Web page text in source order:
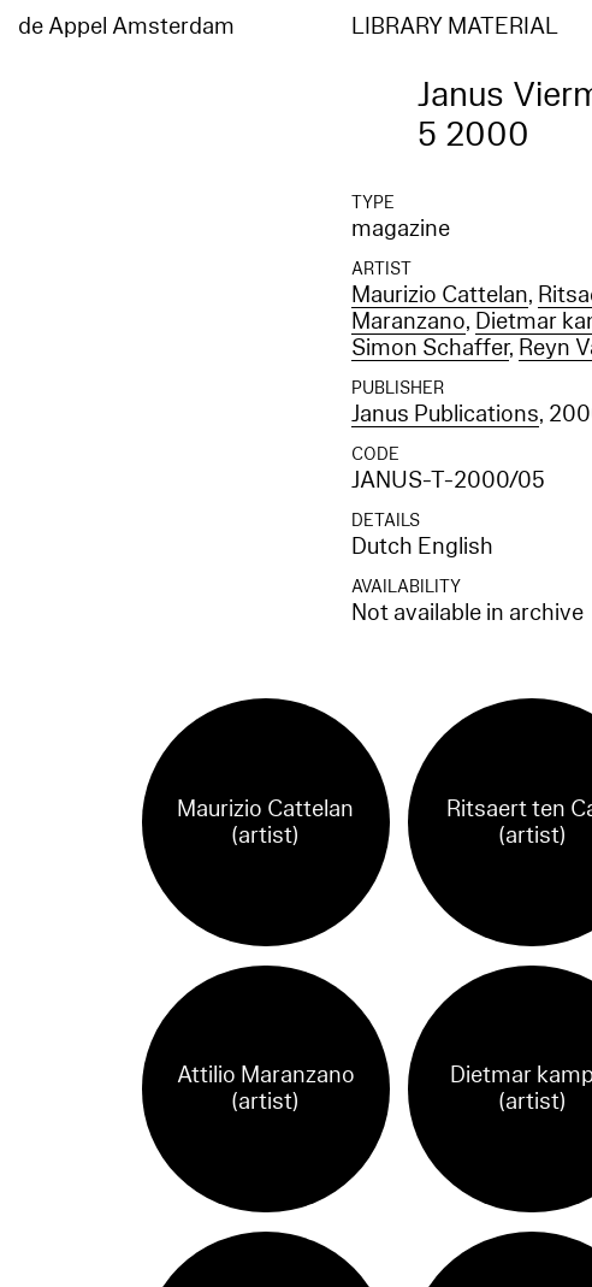
de Appel Amsterdam LIBRARY MATERIAL
Janus
5 2000
TYPE
magazine
ARTIST
Maurizio Cattelan,
Maranzano, Dietmar
Simon Schaffer, Reyn
PUBLISHER
Janus Publications,
CODE
JANUS-T-2000/05
DETAILS
Dutch English
AVAILABILITY
Not available in archive
Maurizio Cattelan
(artist)
Ritsaert ten
(artist)
Attilio Maranzano
(artist)
Dietmar
(artist)